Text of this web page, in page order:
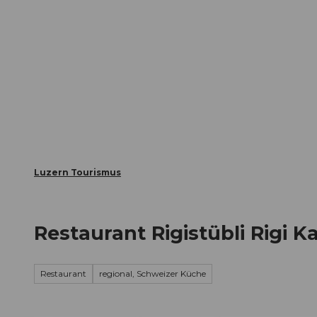
Luzern Tourismus
Restaurant Rigistübli Rigi
Restaurant regional, Schweizer Küche